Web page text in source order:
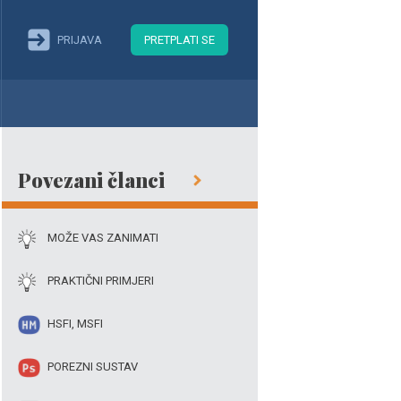
PRIJAVA PRETPLATI SE
Povezani članci
MOŽE VAS ZANIMATI
PRAKTIČNI PRIMJERI
HSFI, MSFI
POREZNI SUSTAV